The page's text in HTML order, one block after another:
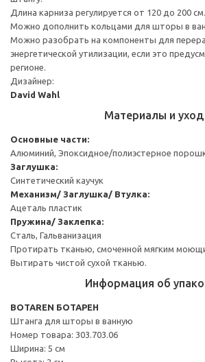
Длина карниза регулируется от 120 до 200 см.
Можно дополнить кольцами для шторы в
Можно разобрать на компоненты для
энергетической утилизации, если это
регионе.
Дизайнер:
David Wahl
Материалы и уход
Основные части:
Алюминий, Эпоксидное/полиэстерное
Заглушка:
Синтетический каучук
Механизм/ Заглушка/ Втулка:
Ацеталь пластик
Пружина/ Заклепка:
Сталь, Гальванизация
Протирать тканью, смоченной мягким
Вытирать чистой сухой тканью.
Информация об
BOTAREN БОТАРЕН
Штанга для шторы в ванную
Номер товара: 303.703.06
Ширина: 5 см